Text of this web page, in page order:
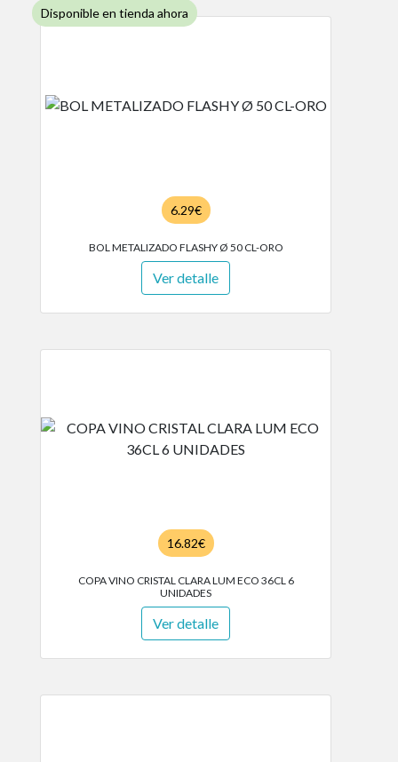
Disponible en tienda ahora
6.29€
BOL METALIZADO FLASHY Ø 50 CL-ORO
Ver detalle
16.82€
COPA VINO CRISTAL CLARA LUM ECO 36CL 6
UNIDADES
Ver detalle